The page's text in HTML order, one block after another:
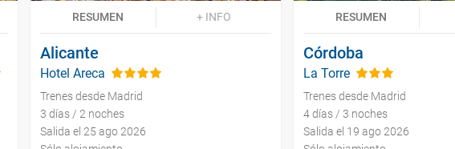
RESUMEN + INFO
Alicante
Hotel Areca
Trenes desde Madrid
3 días / 2 noches
Salida el 25 ago 2026
RESUMEN
Córdoba
La Torre
Trenes desde Madrid
4 días / 3 noches
Salida el 19 ago 2026